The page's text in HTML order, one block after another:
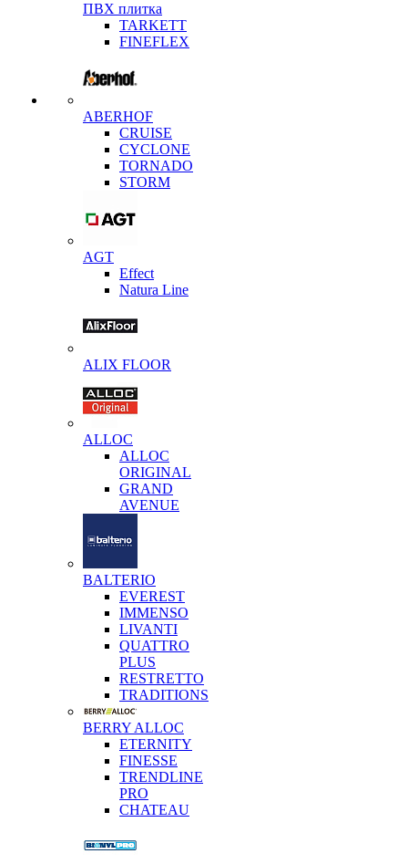
ПВХ плитка
TARKETT
FINEFLEX
ABERHOF
CRUISE
CYCLONE
TORNADO
STORM
AGT
Effect
Natura Line
ALIX FLOOR
ALLOC
ALLOC
ORIGINAL
GRAND
AVENUE
BALTERIO
EVEREST
IMMENSO
LIVANTI
QUATTRO
PLUS
RESTRETTO
TRADITIONS
BERRY ALLOC
ETERNITY
FINESSE
TRENDLINE
PRO
CHATEAU